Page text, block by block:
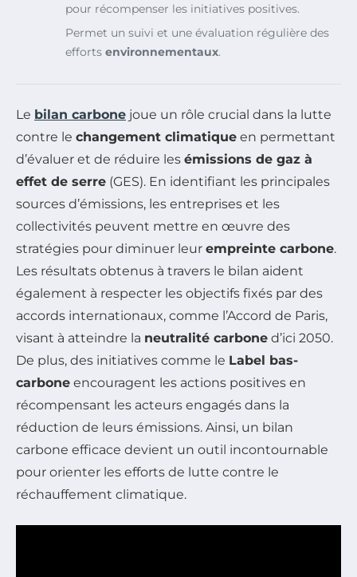
pour récompenser les initiatives positives.
Permet un suivi et une évaluation régulière des
efforts environnementaux.
Le bilan carbone joue un rôle crucial dans la lutte
contre le changement climatique en permettant
d’évaluer et de réduire les émissions de gaz à
effet de serre (GES). En identifiant les principales
sources d’émissions, les entreprises et les
collectivités peuvent mettre en œuvre des
stratégies pour diminuer leur empreinte carbone.
Les résultats obtenus à travers le bilan aident
également à respecter les objectifs fixés par des
accords internationaux, comme l’Accord de Paris,
visant à atteindre la neutralité carbone d’ici 2050.
De plus, des initiatives comme le Label bas-
carbone encouragent les actions positives en
récompensant les acteurs engagés dans la
réduction de leurs émissions. Ainsi, un bilan
carbone efficace devient un outil incontournable
pour orienter les efforts de lutte contre le
réchauffement climatique.